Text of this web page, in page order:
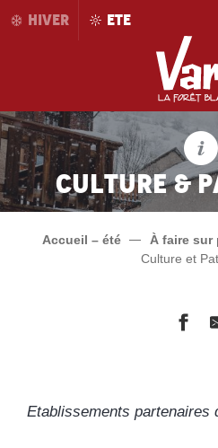
AllerHIVER ETE
Culture &
Accueil – été À faire sur
Culture et
Etablissements partenaires